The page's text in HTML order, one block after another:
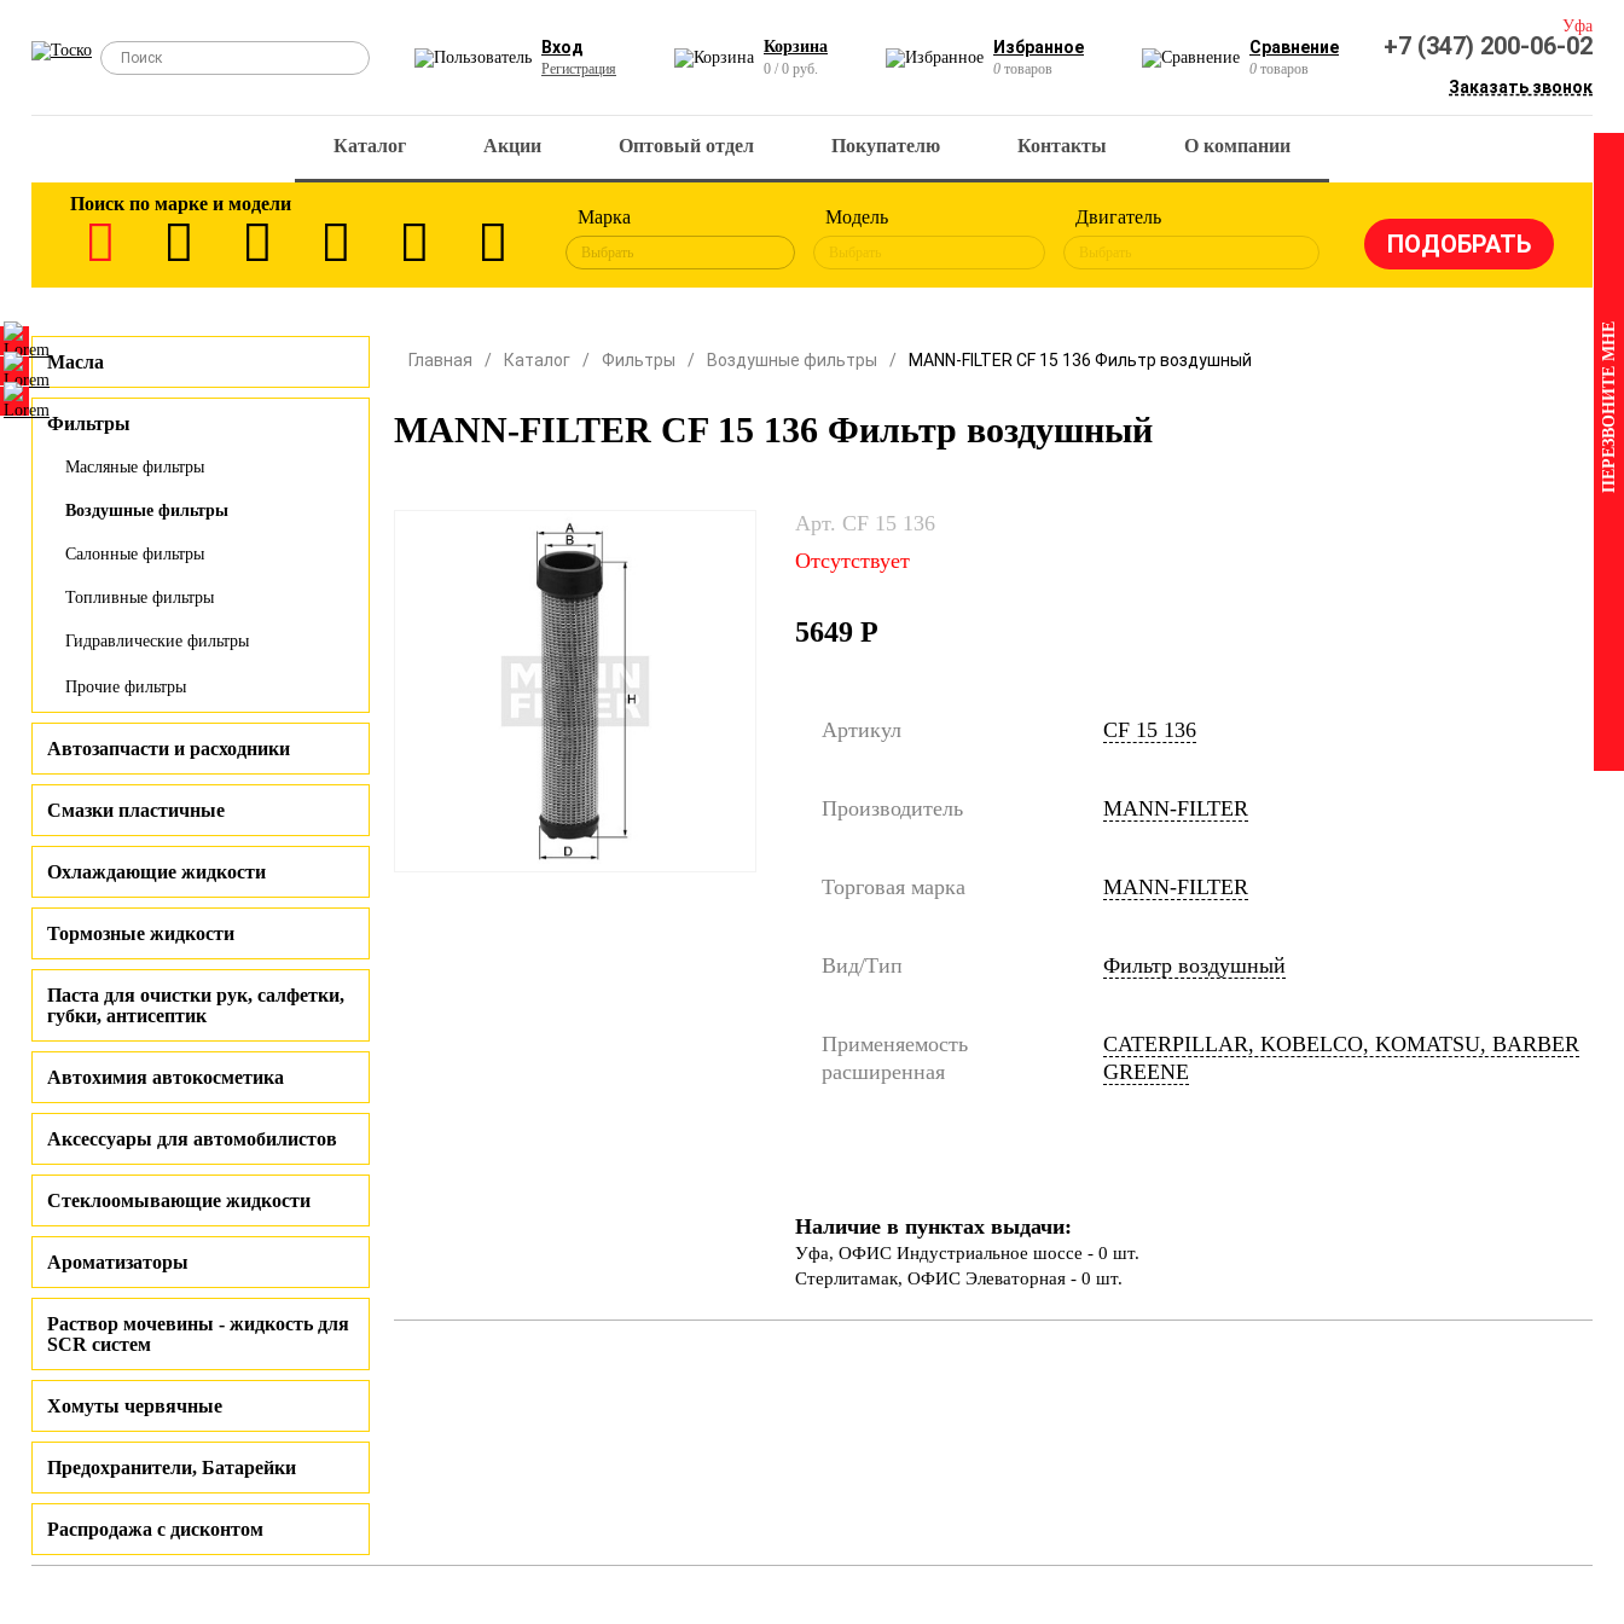
Вход
Регистрация
Корзина
0 / 0 руб.
Избранное
0 товаров
Сравнение
0 товаров
Уфа
+7 (347) 200-06-02
Заказать звонок
Каталог Акции Оптовый отдел Покупателю Контакты О компании
Поиск по марке и модели
Марка
Выбрать
Модель
Выбрать
Двигатель
Выбрать
Масла
Фильтры
Масляные фильтры
Воздушные фильтры
Салонные фильтры
Топливные фильтры
Гидравлические фильтры
Прочие фильтры
Автозапчасти и расходники
Смазки пластичные
Охлаждающие жидкости
Тормозные жидкости
Паста для очистки рук, салфетки,
губки, антисептик
Автохимия автокосметика
Аксессуары для автомобилистов
Стеклоомывающие жидкости
Ароматизаторы
Раствор мочевины - жидкость для
SCR систем
Хомуты червячные
Предохранители, Батарейки
Распродажа с дисконтом
Главная Каталог Фильтры Воздушные фильтры MANN-FILTER CF 15 136 Фильтр воздушный
MANN-FILTER CF 15 136 Фильтр воздушный
Арт. CF 15 136
Отсутствует
5649 Р
Артикул CF 15 136
Производитель MANN-FILTER
Торговая марка MANN-FILTER
Вид/Тип Фильтр воздушный
Применяемость
расширенная
CATERPILLAR, KOBELCO, KOMATSU, BARBER
GREENE
Наличие в пунктах выдачи:
Уфа, ОФИС Индустриальное шоссе - 0 шт.
Стерлитамак, ОФИС Элеваторная - 0 шт.
ПЕРЕЗВОНИТЕ МНЕ